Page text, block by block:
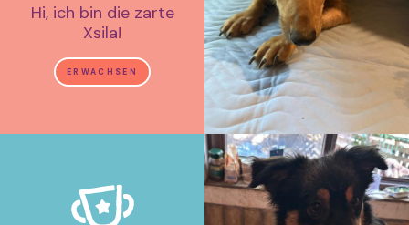
Hi, ich bin die zarte
Xsila!
ERWACHSEN